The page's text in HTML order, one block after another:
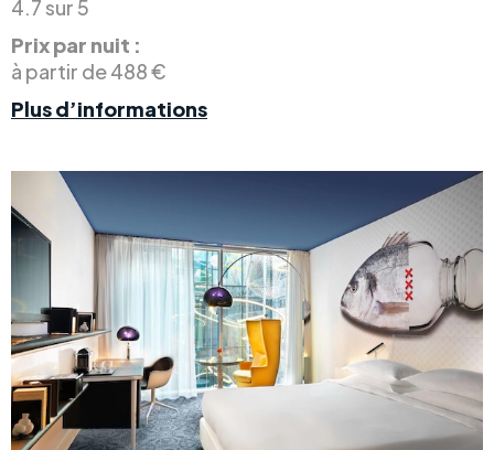
4.7 sur 5
Prix par nuit :
à partir de 488 €
Plus d’informations